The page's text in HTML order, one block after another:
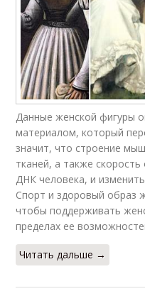
Данные женской фигуры
материалом, который
значит, что строение
тканей, а также
ДНК человека, и
Спорт и здоровый образ
чтобы поддерживать
пределах ее
Читать дальше →